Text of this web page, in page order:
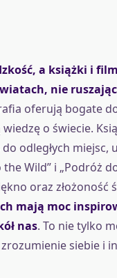
a książki i
nie
oferują bogate
o świecie.
odległych miejsc,
Wild” i „Podróż
oraz złożoność
mają moc
nas. To nie tylko
siebie i